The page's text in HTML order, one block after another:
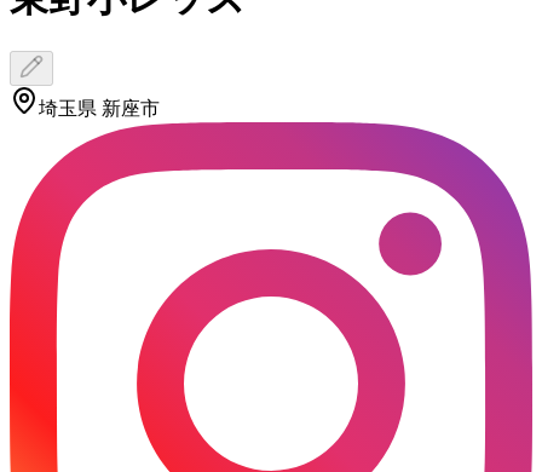
埼玉県 新座市